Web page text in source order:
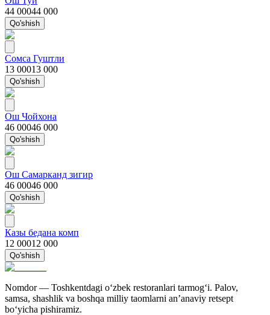
44 00044 000
Qo'shish
Сомса Гуштли
13 00013 000
Qo'shish
Ош Чойхона
46 00046 000
Qo'shish
Ош Самарканд зигир
46 00046 000
Qo'shish
Казы бедана комп
12 00012 000
Qo'shish
Nomdor — Toshkentdagi oʻzbek restoranlari tarmogʻi. Palov,
samsa, shashlik va boshqa milliy taomlarni an’anaviy retsept
bo‘yicha pishiramiz.